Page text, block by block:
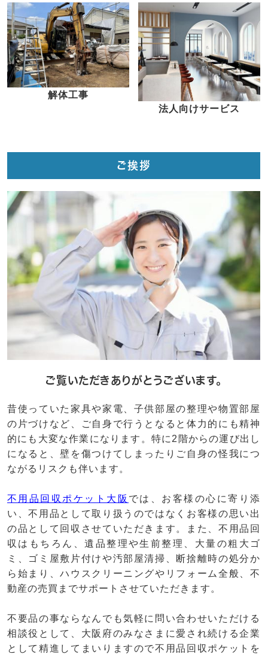
解体工事
法人向けサービス
ご挨拶
ご覧いただきありがとうございます。
昔使っていた家具や家電、子供部屋の整理や物置部屋
の片づけなど、ご自身で行うとなると体力的にも精神
的にも大変な作業になります。特に2階からの運び出し
になると、壁を傷つけてしまったりご自身の怪我につ
ながるリスクも伴います。
不用品回収ポケット大阪 では、お客様の心に寄り添
い、不用品として取り扱うのではなくお客様の思い出
の品として回収させていただきます。また、不用品回
収はもちろん、遺品整理や生前整理、大量の粗大ゴ
ミ、ゴミ屋敷片付けや汚部屋清掃、断捨離時の処分か
ら始まり、ハウスクリーニングやリフォーム全般、不
動産の売買までサポートさせていただきます。
不要品の事ならなんでも気軽に問い合わせいただける
相談役として、大阪府のみなさまに愛され続ける企業
として精進してまいりますので不用品回収ポケットを